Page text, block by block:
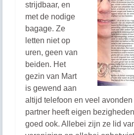
strijdbaar, en
met de nodige
bagage. Ze
letten niet op
uren, geen van
beiden. Het
gezin van Mart
is gewend aan
altijd telefoon en veel
partner heeft eigen
goed ook. Allebei zijn ze lid